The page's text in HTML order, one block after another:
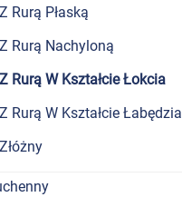
Rurą Płaską
Rurą Nachyloną
Rurą W Kształcie Łokcia
Rurą W Kształcie Łabędzia